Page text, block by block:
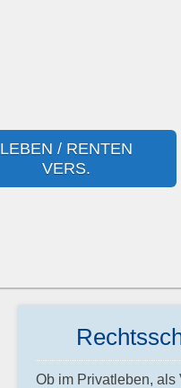
LEBEN / RENTEN
VERS.
Ob im Privatleben, als